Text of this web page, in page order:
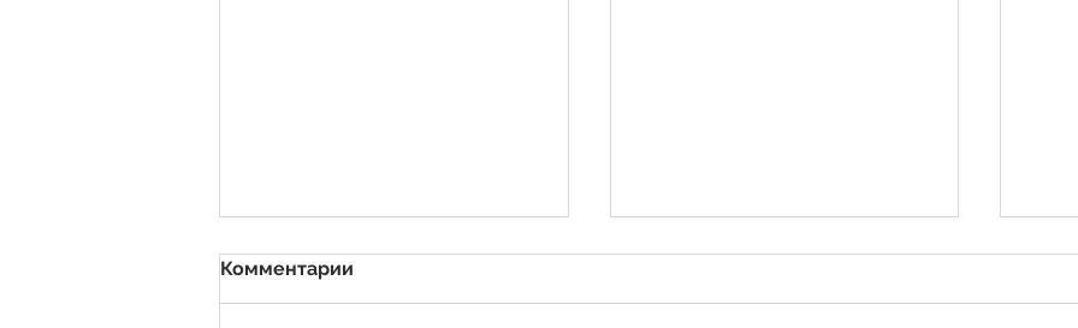
Комментарии